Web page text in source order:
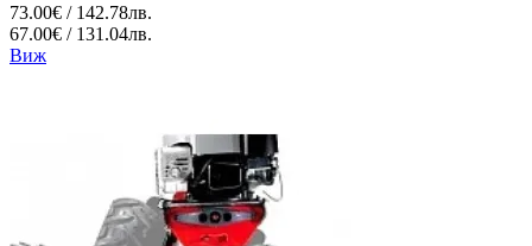
73.00€ / 142.78лв.
67.00€ / 131.04лв.
Виж